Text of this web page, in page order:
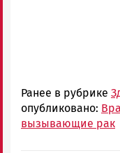
Ранее в рубрике
опубликовано:
вызывающие рак